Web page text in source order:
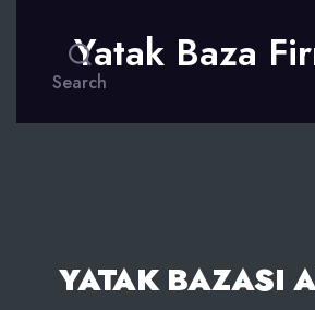
Search
Yatak Baza
YATAK BAZASI